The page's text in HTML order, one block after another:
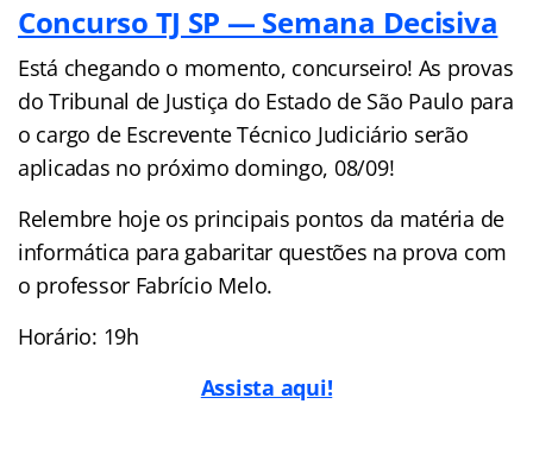
Concurso TJ SP — Semana Decisiva
Está chegando o momento, concurseiro! As provas
do Tribunal de Justiça do Estado de São Paulo para
o cargo de Escrevente Técnico Judiciário serão
aplicadas no próximo domingo, 08/09!
Relembre hoje os principais pontos da matéria de
informática para gabaritar questões na prova com
o professor Fabrício Melo.
Horário: 19h
Assista aqui!